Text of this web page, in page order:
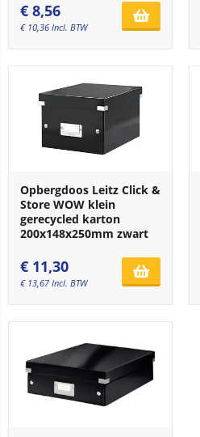
€ 8,56
€ 10,36 Incl. BTW
Opbergdoos Leitz Click &
Store WOW klein
gerecycled karton
200x148x250mm zwart
€ 11,30
€ 13,67 Incl. BTW